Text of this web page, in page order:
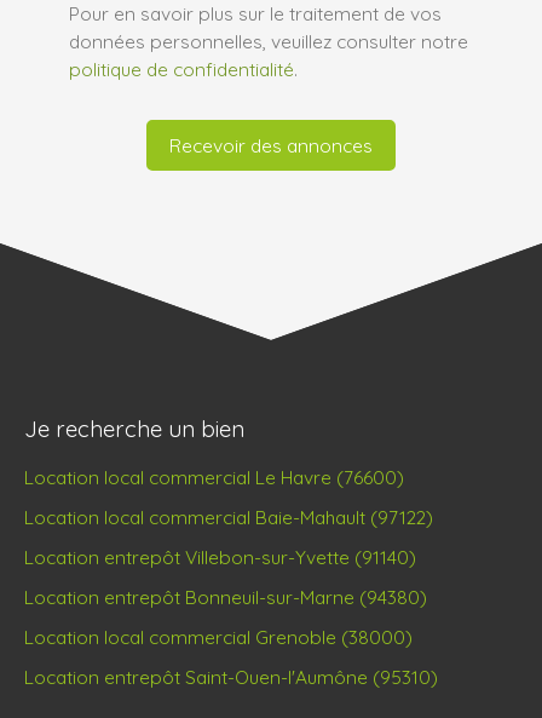
Pour en savoir plus sur le traitement de vos
données personnelles, veuillez consulter notre
politique de confidentialité.
Recevoir des annonces
Je recherche un bien
Location local commercial Le Havre (76600)
Location local commercial Baie-Mahault (97122)
Location entrepôt Villebon-sur-Yvette (91140)
Location entrepôt Bonneuil-sur-Marne (94380)
Location local commercial Grenoble (38000)
Location entrepôt Saint-Ouen-l'Aumône (95310)